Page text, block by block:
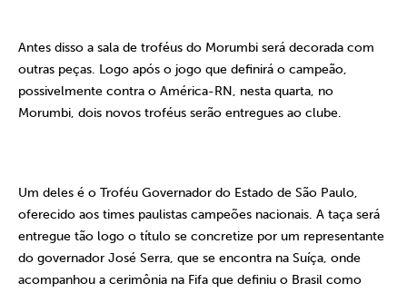
Antes disso a sala de troféus do Morumbi será decorada com
outras peças. Logo após o jogo que definirá o campeão,
possivelmente contra o América-RN, nesta quarta, no
Morumbi, dois novos troféus serão entregues ao clube.
Um deles é o Troféu Governador do Estado de São Paulo,
oferecido aos times paulistas campeões nacionais. A taça será
entregue tão logo o título se concretize por um representante
do governador José Serra, que se encontra na Suíça, onde
acompanhou a cerimônia na Fifa que definiu o Brasil como